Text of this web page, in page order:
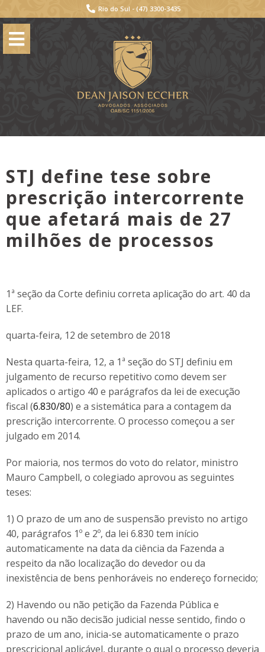
Rio do Sul - (47) 3300-3435
STJ define tese sobre
prescrição intercorrente
que afetará mais de 27
milhões de processos
1ª seção da Corte definiu correta aplicação do art. 40 da
LEF.
quarta-feira, 12 de setembro de 2018
Nesta quarta-feira, 12, a 1ª seção do STJ definiu em
julgamento de recurso repetitivo como devem ser
aplicados o artigo 40 e parágrafos da lei de execução
fiscal (6.830/80) e a sistemática para a contagem da
prescrição intercorrente. O processo começou a ser
julgado em 2014.
Por maioria, nos termos do voto do relator, ministro
Mauro Campbell, o colegiado aprovou as seguintes
teses:
1) O prazo de um ano de suspensão previsto no artigo
40, parágrafos 1º e 2º, da lei 6.830 tem início
automaticamente na data da ciência da Fazenda a
respeito da não localização do devedor ou da
inexistência de bens penhoráveis no endereço fornecido;
2) Havendo ou não petição da Fazenda Pública e
havendo ou não decisão judicial nesse sentido, findo o
prazo de um ano, inicia-se automaticamente o prazo
prescricional aplicável, durante o qual o processo deveria